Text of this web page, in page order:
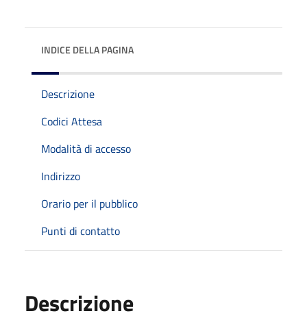
INDICE DELLA PAGINA
Descrizione
Codici Attesa
Modalità di accesso
Indirizzo
Orario per il pubblico
Punti di contatto
Descrizione